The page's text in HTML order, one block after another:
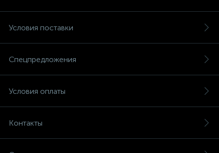
Условия поставки
Спецпредложения
Условия оплаты
Контакты